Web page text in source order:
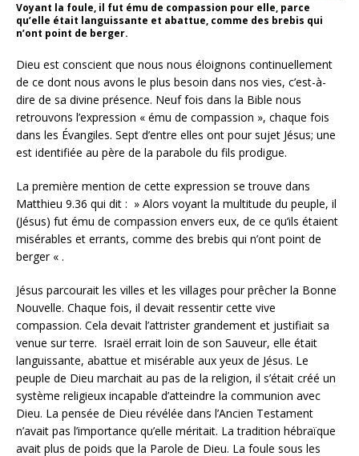
Voyant la foule, il fut ému de compassion pour elle, parce
qu’elle était languissante et abattue, comme des brebis qui
n’ont point de berger.
Dieu est conscient que nous nous éloignons continuellement
de ce dont nous avons le plus besoin dans nos vies, c’est-à-
dire de sa divine présence. Neuf fois dans la Bible nous
retrouvons l’expression « ému de compassion », chaque fois
dans les Évangiles. Sept d’entre elles ont pour sujet Jésus; une
est identifiée au père de la parabole du fils prodigue.
La première mention de cette expression se trouve dans
Matthieu 9.36 qui dit : » Alors voyant la multitude du peuple, il
(Jésus) fut ému de compassion envers eux, de ce qu’ils étaient
misérables et errants, comme des brebis qui n’ont point de
berger « .
Jésus parcourait les villes et les villages pour prêcher la Bonne
Nouvelle. Chaque fois, il devait ressentir cette vive
compassion. Cela devait l’attrister grandement et justifiait sa
venue sur terre. Israël errait loin de son Sauveur, elle était
languissante, abattue et misérable aux yeux de Jésus. Le
peuple de Dieu marchait au pas de la religion, il s’était créé un
système religieux incapable d’atteindre la communion avec
Dieu. La pensée de Dieu révélée dans l’Ancien Testament
n’avait pas l’importance qu’elle méritait. La tradition hébraïque
avait plus de poids que la Parole de Dieu. La foule sous les